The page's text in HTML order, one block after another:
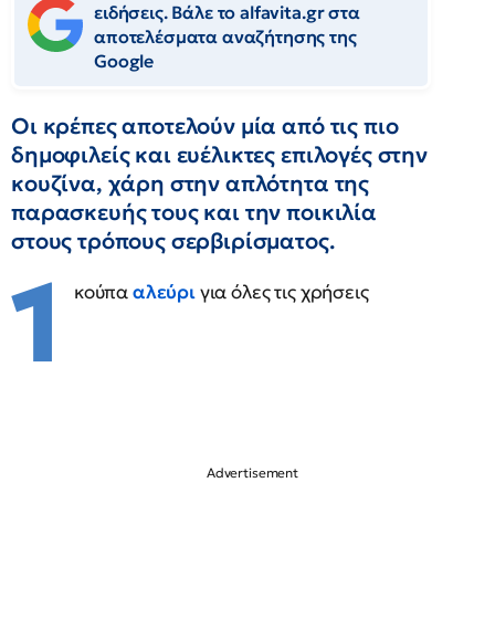
ειδήσεις. Βάλε το alfavita.gr στα
αποτελέσματα αναζήτησης της
Google
Οι κρέπες αποτελούν μία από τις πιο
δημοφιλείς και ευέλικτες επιλογές στην
κουζίνα, χάρη στην απλότητα της
παρασκευής τους και την ποικιλία
στους τρόπους σερβιρίσματος.
1 κούπααλεύριγια όλες τις χρήσεις